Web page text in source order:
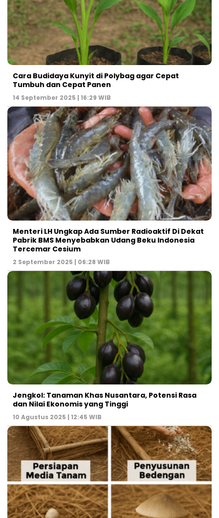
Cara Budidaya Kunyit di Polybag agar Cepat
Tumbuh dan Cepat Panen
14 September 2025 | 16:29 WIB
Menteri LH Ungkap Ada Sumber Radioaktif Di Dekat
Pabrik BMS Menyebabkan Udang Beku Indonesia
Tercemar Cesium
2 September 2025 | 06:28 WIB
Jengkol: Tanaman Khas Nusantara, Potensi Rasa
dan Nilai Ekonomis yang Tinggi
10 Agustus 2025 | 12:45 WIB